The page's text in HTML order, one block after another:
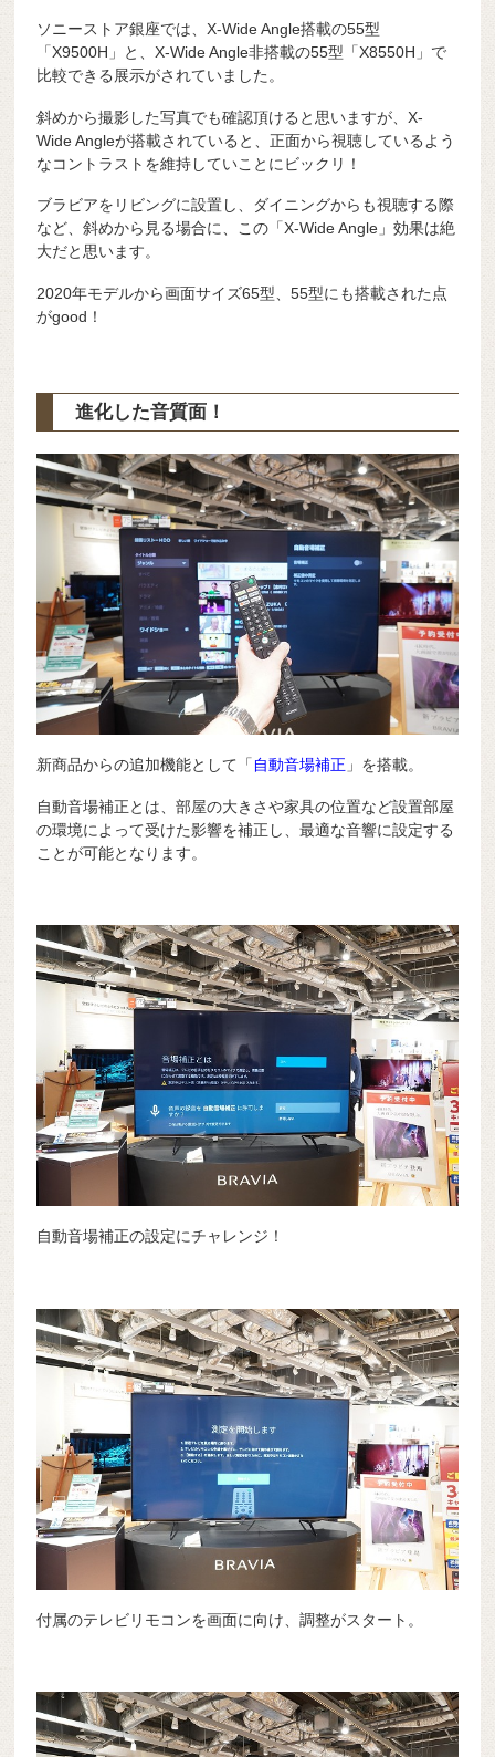
ソニーストア銀座では、X-Wide Angle搭載の55型
「X9500H」と、X-Wide Angle非搭載の55型「X8550H」で
比較できる展示がされていました。
斜めから撮影した写真でも確認頂けると思いますが、X-
Wide Angleが搭載されていると、正面から視聴しているよう
なコントラストを維持していことにビックリ！
ブラビアをリビングに設置し、ダイニングからも視聴する際
など、斜めから見る場合に、この「X-Wide Angle」効果は絶
大だと思います。
2020年モデルから画面サイズ65型、55型にも搭載された点
がgood！
進化した音質面！
新商品からの追加機能として「 自動音場補正 」を搭載。
自動音場補正とは、部屋の大きさや家具の位置など設置部屋
の環境によって受けた影響を補正し、最適な音響に設定する
ことが可能となります。
自動音場補正の設定にチャレンジ！
付属のテレビリモコンを画面に向け、調整がスタート。